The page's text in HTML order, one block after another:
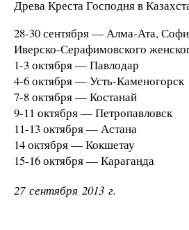
Древа Креста Господня в
28-30 сентября — Алма-Ата,
Иверско-Серафимовского
1-3 октября — Павлодар
4-6 октября — Усть-Каменогорск
7-8 октября — Костанай
9-11 октября — Петропавловск
11-13 октября — Астана
14 октября — Кокшетау
15-16 октября — Караганда
27 сентября 2013 г.